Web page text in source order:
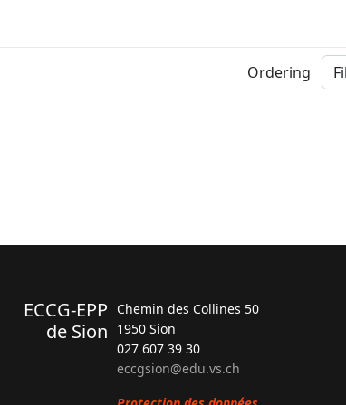
Ordering
ECCG-EPP
de Sion
Chemin des Collines 50
1950 Sion
027 607 39 30
eccgsion@edu.vs.ch